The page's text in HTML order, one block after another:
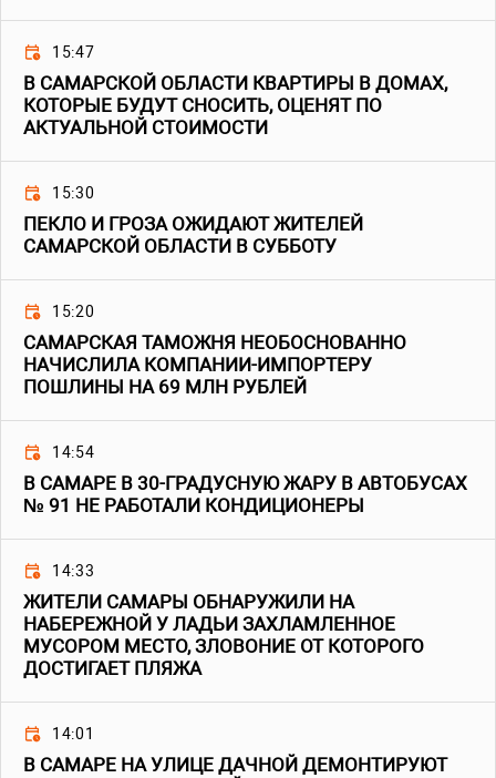
15:47
В САМАРСКОЙ ОБЛАСТИ КВАРТИРЫ В ДОМАХ,
КОТОРЫЕ БУДУТ СНОСИТЬ, ОЦЕНЯТ ПО
АКТУАЛЬНОЙ СТОИМОСТИ
15:30
ПЕКЛО И ГРОЗА ОЖИДАЮТ ЖИТЕЛЕЙ
САМАРСКОЙ ОБЛАСТИ В СУББОТУ
15:20
САМАРСКАЯ ТАМОЖНЯ НЕОБОСНОВАННО
НАЧИСЛИЛА КОМПАНИИ-ИМПОРТЕРУ
ПОШЛИНЫ НА 69 МЛН РУБЛЕЙ
14:54
В САМАРЕ В 30-ГРАДУСНУЮ ЖАРУ В АВТОБУСАХ
№ 91 НЕ РАБОТАЛИ КОНДИЦИОНЕРЫ
14:33
ЖИТЕЛИ САМАРЫ ОБНАРУЖИЛИ НА
НАБЕРЕЖНОЙ У ЛАДЬИ ЗАХЛАМЛЕННОЕ
МУСОРОМ МЕСТО, ЗЛОВОНИЕ ОТ КОТОРОГО
ДОСТИГАЕТ ПЛЯЖА
14:01
В САМАРЕ НА УЛИЦЕ ДАЧНОЙ ДЕМОНТИРУЮТ